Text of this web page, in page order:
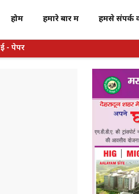
होम हमारे बारें में हमसे संपर्क
ई - पेपर